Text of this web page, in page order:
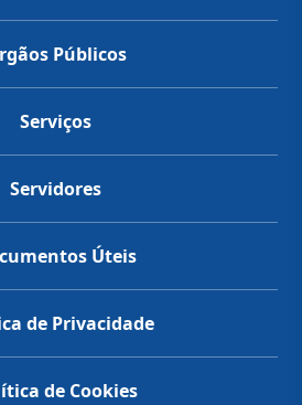
Públicos
Serviços
Servidores
Úteis
de Privacidade
de Cookies